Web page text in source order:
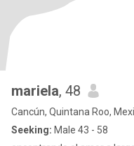
mariela, 48
Cancún, Quintana Roo,
Seeking: Male 43 - 58